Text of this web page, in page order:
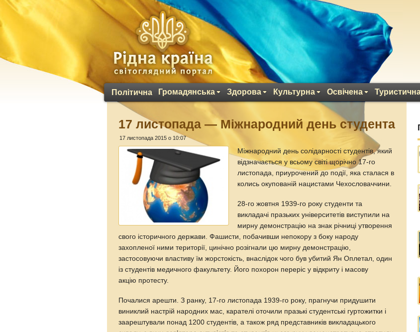
Політична Громадянська Здорова Культурна Освічена
17 листопада — Міжнародний день студента
17 листопада 2015 о 10:07
Міжнародний день солідарності студентів, який
відзначається у всьому світі щорічно 17-го
листопада, приурочений до події, яка сталася в
колись окупованій нацистами Чехословаччини.
28-го жовтня 1939-го року студенти та
викладачі празьких університетів виступили на
мирну демонстрацію на знак річниці утворення
свого історичного держави. Фашисти, побачивши непокору з боку народу
захопленої ними території, цинічно розігнали цю мирну демонстрацію,
застосовуючи властиву їм жорстокість, внаслідок чого був убитий Ян Оплетал, один
із студентів медичного факультету. Його похорон переріс у відкриту і масову
акцію протесту.
Почалися арешти. З ранку, 17-го листопада 1939-го року, прагнучи придушити
виниклий настрій народних мас, карателі оточили празькі студентські гуртожитки і
заарештували понад 1200 студентів, а також ряд представників викладацького